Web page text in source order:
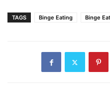
TAGS Binge Eating Binge